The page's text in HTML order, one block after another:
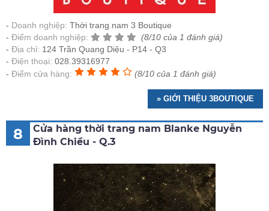
Doanh nghiệp: Thời trang nam 3 Boutique
Điểm doanh nghiệp:
(8/10 của 1 đánh giá)
Địa chỉ: 124 Trần Quang Diệu - P14 - Q3
Điện thoại: 028.39316977
Điểm cửa hàng:
(8/10 của 1 đánh giá)
» GIỚI THIỆU 3BOUTIQUE
8
Cửa hàng thời trang nam Blanke Nguyễn
Đình Chiểu - Q.3